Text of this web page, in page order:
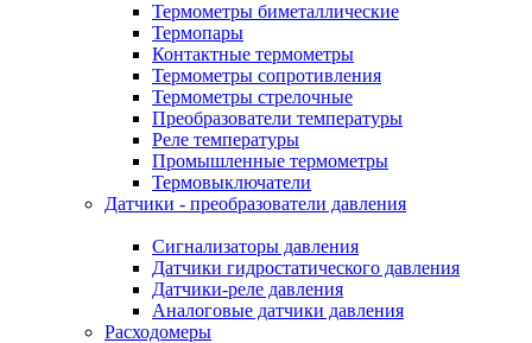
Термометры биметаллические
Термопары
Контактные термометры
Термометры сопротивления
Термометры стрелочные
Преобразователи температуры
Реле температуры
Промышленные термометры
Термовыключатели
Датчики - преобразователи давления
Сигнализаторы давления
Датчики гидростатического давления
Датчики-реле давления
Аналоговые датчики давления
Расходомеры